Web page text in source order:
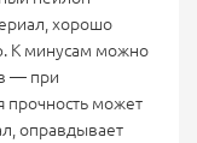
хорошо
К минусам можно
— при
прочность может
оправдывает